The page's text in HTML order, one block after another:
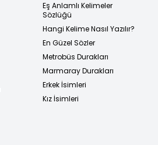
Eş Anlamlı Kelimeler
Sözlüğü
Hangi Kelime Nasıl Yazılır?
En Güzel Sözler
Metrobüs Durakları
Marmaray Durakları
Erkek İsimleri
Kız İsimleri